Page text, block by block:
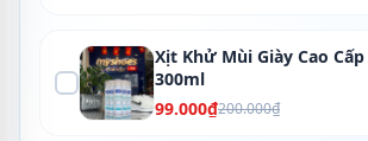
Xịt Khử Mùi Giày Cao
300ml
99.000₫200.000₫